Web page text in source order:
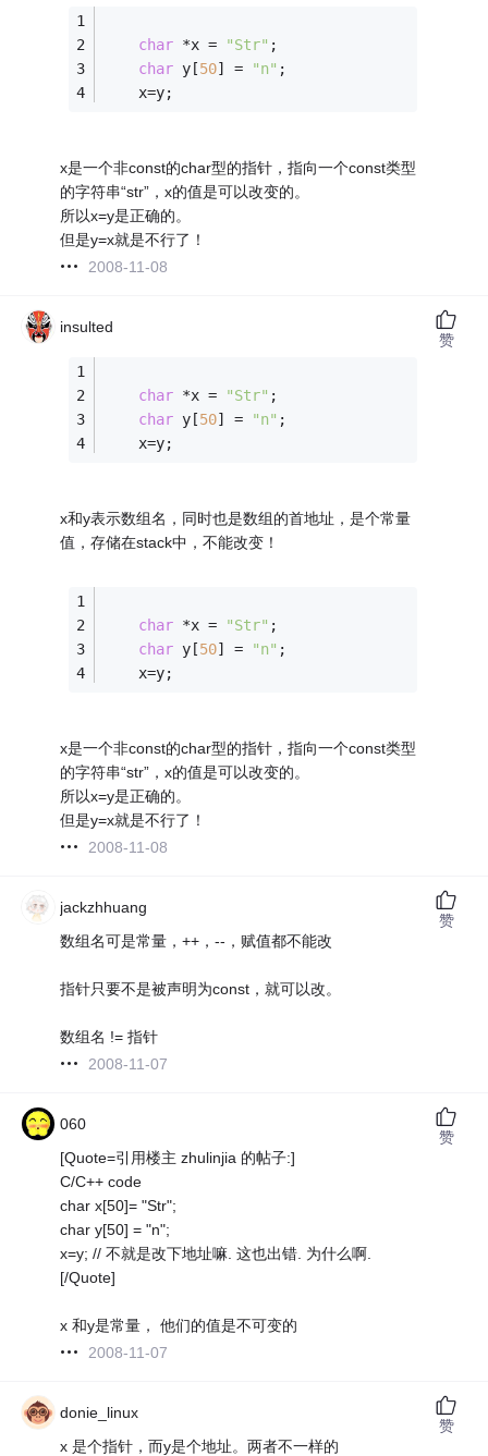
char *x = "Str" ;
char y[50] = "n" ;
    x=y;
x是一个非const的char型的指针，指向一个const类型
的字符串“str”，x的值是可以改变的。
所以x=y是正确的。
但是y=x就是不行了！
2008-11-08
insulted
char *x = "Str" ;
char y[50] = "n" ;
    x=y;
x和y表示数组名，同时也是数组的首地址，是个常量
值，存储在stack中，不能改变！
char *x = "Str" ;
char y[50] = "n" ;
    x=y;
x是一个非const的char型的指针，指向一个const类型
的字符串“str”，x的值是可以改变的。
所以x=y是正确的。
但是y=x就是不行了！
2008-11-08
赞
jackzhhuang
数组名可是常量，++，--，赋值都不能改
指针只要不是被声明为const，就可以改。
数组名 != 指针
2008-11-07
赞
060
[Quote=引用楼主 zhulinjia 的帖子:]
C/C++ code
char x[50]= "Str";
char y[50] = "n";
x=y; // 不就是改下地址嘛. 这也出错. 为什么啊.
[/Quote]
x 和y是常量， 他们的值是不可变的
2008-11-07
赞
donie_linux
x 是个指针，而y是个地址。两者不一样的
赞